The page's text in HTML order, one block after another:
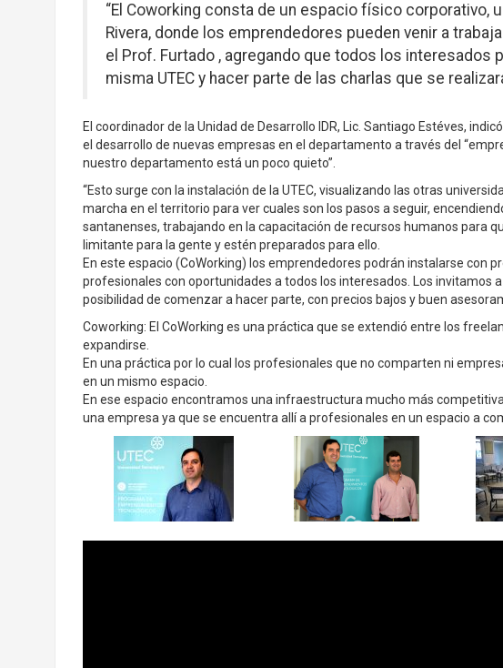
“El Coworking consta de un espacio físico corporativo,
Rivera, donde los emprendedores pueden venir a
el Prof. Furtado , agregando que todos los interesados
misma UTEC y hacer parte de las charlas que se
El coordinador de la Unidad de Desarrollo IDR, Lic. Santiago Estéves,
el desarrollo de nuevas empresas en el departamento a través del
nuestro departamento está un poco quieto”.
“Esto surge con la instalación de la UTEC, visualizando las otras
marcha en el territorio para ver cuales son los pasos a seguir,
santanenses, trabajando en la capacitación de recursos humanos para
limitante para la gente y estén preparados para ello.
En este espacio (CoWorking) los emprendedores podrán instalarse con
profesionales con oportunidades a todos los interesados. Los invitamos
posibilidad de comenzar a hacer parte, con precios bajos y buen
Coworking: El CoWorking es una práctica que se extendió entre los
expandirse.
En una práctica por lo cual los profesionales que no comparten ni
en un mismo espacio.
En ese espacio encontramos una infraestructura mucho más
una empresa ya que se encuentra allí a profesionales en un espacio a